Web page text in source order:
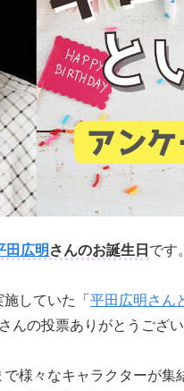
田広明 さんのお誕生日 です
していた「 平田広明さん
んの投票ありがとうござい
で様々なキャラクターが